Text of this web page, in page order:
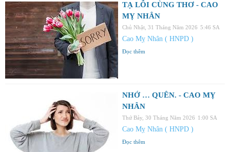
TẠ LỖI CÙNG THƠ - CAO
MỴ NHÂN
Chủ Nhật, 31 Tháng Năm 2026 5:46 SA
Cao Mỵ Nhân ( HNPD )
Đọc thêm
NHỚ … QUÊN. - CAO MỴ
NHÂN
Thứ Bảy, 30 Tháng Năm 2026 1:00 SA
Cao Mỵ Nhân ( HNPD )
Đọc thêm